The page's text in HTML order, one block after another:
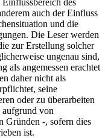
auch der Einfluss
und die
Die Leser werden
zur Erstellung solcher
ungenau sind,
als angemessen erachtet
daher nicht als
seine
oder zu überarbeiten
von
Gründen -, sofern dies
ist.